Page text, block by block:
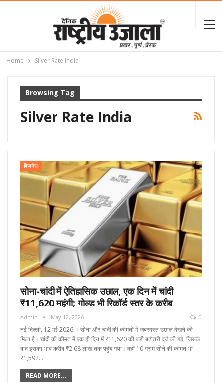
Home Silver Rate India
Browsing Tag
Silver Rate India
बिजनेस
सोना-चांदी में ऐतिहासिक उछाल, एक दिन में चांदी
₹11,620 महंगी; गोल्ड भी रिकॉर्ड स्तर के करीब
Admin May 12, 2026 0
नई दिल्ली, 12 मई 2026 । सोना और चांदी की कीमतों में जबरदस्त उछाल देखने को
मिला है। चांदी की कीमत में एक ही दिन में ₹11,620 की बड़ी बढ़ोतरी दर्ज की गई, जिसके
बाद इसका भाव करीब ₹2.68 लाख तक पहुंच गया। वहीं 10 ग्राम सोने की कीमत भी
₹1,592…
READ MORE...